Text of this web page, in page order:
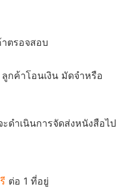
ตรอจสอบ
กค้าโอนเงิน มัดจำหรือ
ะดำเนินการจัดส่งหนังสือไป
ต่อ 1 ที่อยู่